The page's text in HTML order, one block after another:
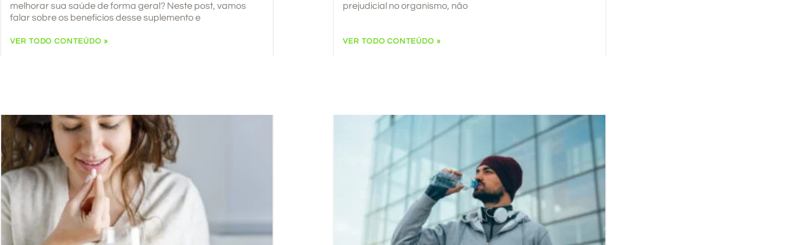
melhorar sua saúde de forma geral? Neste post, vamos
falar sobre os benefícios desse suplemento e
VER TODO CONTEÚDO »
prejudicial no organismo, não
VER TODO CONTEÚDO »